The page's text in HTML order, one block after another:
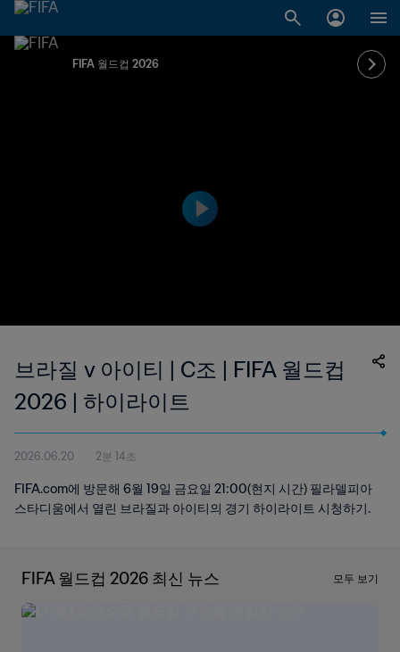
FIFA 월드컵 2026
브라질 v 아이티 | C조 | FIFA 월드컵
2026 | 하이라이트
2026.06.20 2분 14초
FIFA.com에 방문해 6월 19일 금요일 21:00(현지 시간) 필라델피아
스타디움에서 열린 브라질과 아이티의 경기 하이라이트 시청하기.
FIFA 월드컵 2026 최신 뉴스 모두 보기